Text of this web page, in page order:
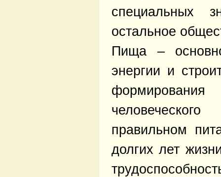
специальных
остальное
Пища –
энергии и
правильном
долгих лет